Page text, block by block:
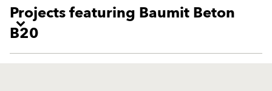
Projects featuring Baumit Beton
B20